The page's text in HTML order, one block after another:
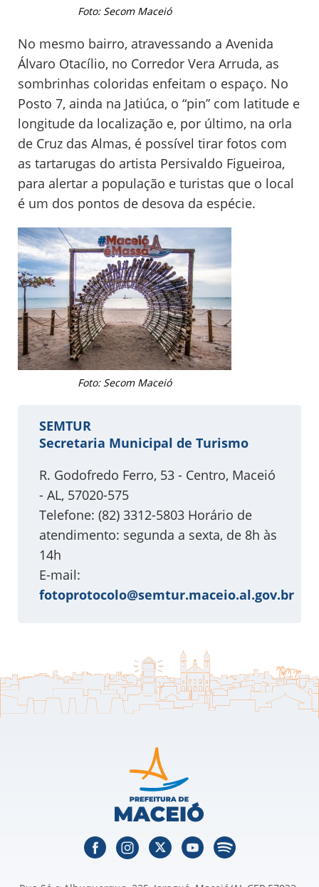
Foto: Secom Maceió
No mesmo bairro, atravessando a Avenida
Álvaro Otacílio, no Corredor Vera Arruda, as
sombrinhas coloridas enfeitam o espaço. No
Posto 7, ainda na Jatiúca, o “pin” com latitude e
longitude da localização e, por último, na orla
de Cruz das Almas, é possível tirar fotos com
as tartarugas do artista Persivaldo Figueiroa,
para alertar a população e turistas que o local
é um dos pontos de desova da espécie.
Foto: Secom Maceió
SEMTUR
Secretaria Municipal de Turismo
R. Godofredo Ferro, 53 - Centro, Maceió
- AL, 57020-575
Telefone: (82) 3312-5803 Horário de
atendimento: segunda a sexta, de 8h às
14h
E-mail:
fotoprotocolo@semtur.maceio.al.gov.br